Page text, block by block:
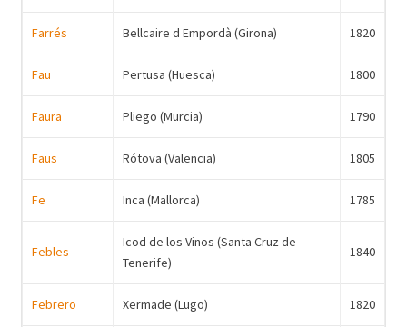
Farrés Bellcaire d Empordà (Girona) 1820
Fau Pertusa (Huesca) 1800
Faura Pliego (Murcia) 1790
Faus Rótova (Valencia) 1805
Fe Inca (Mallorca) 1785
Febles
Icod de los Vinos (Santa Cruz de
Tenerife)
1840
Febrero Xermade (Lugo) 1820